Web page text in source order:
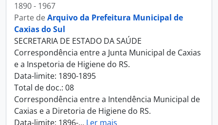
1890 - 1967
Parte deArquivo da Prefeitura Municipal de
Caxias do Sul
SECRETARIA DE ESTADO DA SAÚDE
Correspondência entre a Junta Municipal de Caxias
e a Inspetoria de Higiene do RS.
Data-limite: 1890-1895
Total de doc.: 08
Correspondência entre a Intendência Municipal de
Caxias e a Diretoria de Higiene do RS.
Data-limite: 1896-… Ler mais